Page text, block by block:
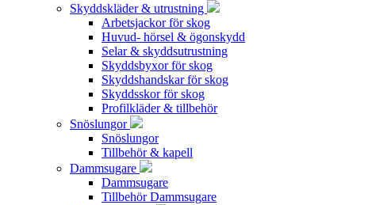
Skyddskläder & utrustning
Arbetsjackor för skog
Huvud- hörsel & ögonskydd
Selar & skyddsutrustning
Skyddsbyxor för skog
Skyddshandskar för skog
Skyddsskor för skog
Profilkläder & tillbehör
Snöslungor
Snöslungor
Tillbehör & kapell
Dammsugare
Dammsugare
Tillbehör Dammsugare